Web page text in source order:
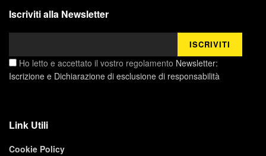
Iscriviti alla Newsletter
Ho letto e accettato il vostro regolamento Newsletter:
Iscrizione e Dichiarazione di esclusione di responsabilità
Link Utili
Cookie Policy